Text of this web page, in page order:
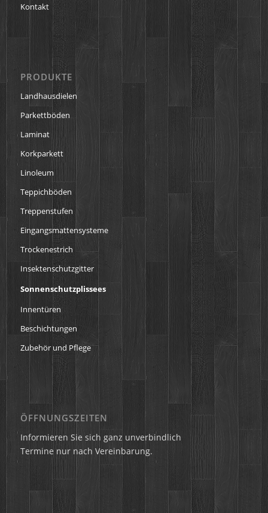
Kontakt
PRODUKTE
Landhausdielen
Parkettböden
Laminat
Korkparkett
Linoleum
Teppichböden
Treppenstufen
Eingangsmattensysteme
Trockenestrich
Insektenschutzgitter
Sonnenschutzplissees
Innentüren
Beschichtungen
Zubehör und Pflege
ÖFFNUNGSZEITEN
Informieren Sie sich ganz unverbindlich
Termine nur nach Vereinbarung.